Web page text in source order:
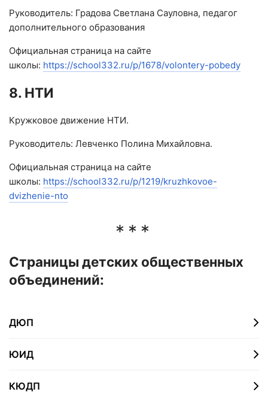
Руководитель: Градова Светлана Сауловна, педагог
дополнительного образования
Официальная страница на сайте
школы: https://school332.ru/p/1678/volontery-pobedy
8. НТИ
Кружковое движение НТИ.
Руководитель: Левченко Полина Михайловна.
Официальная страница на сайте
школы: https://school332.ru/p/1219/kruzhkovoe-
dvizhenie-nto
Страницы детских общественных
объединений:
ДЮП
ЮИД
КЮДП